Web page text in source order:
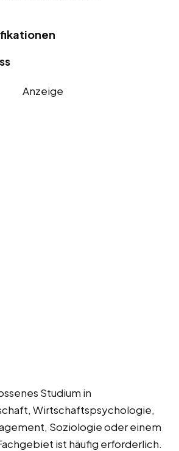
Anzeige
Studium in
Wirtschaftspsychologie,
Soziologie oder einem
ist häufig erforderlich.